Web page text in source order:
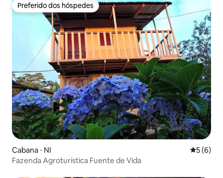
Preferido dos hóspedes
Preferido dos hóspedes
Cabana ⋅ NI 5 de
5 (6)
Fazenda Agroturística Fuente de Vida